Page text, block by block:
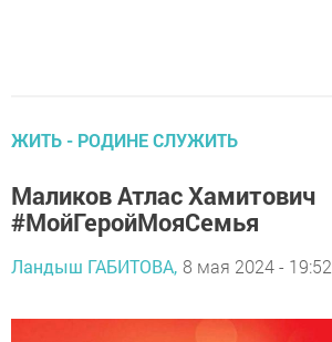
ЖИТЬ - РОДИНЕ СЛУЖИТЬ
Маликов Атлас Хамитович
#МойГеройМояСемья
Ландыш ГАБИТОВА, 8 мая 2024 - 19:52